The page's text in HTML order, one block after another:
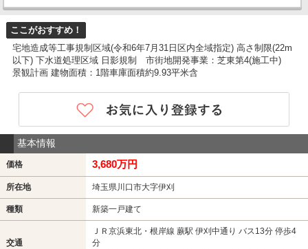
ここがおすすめ！
宅地造成等工事規制区域(令和6年7月31日区内全域指定) 高さ制限(22m
以下) 下水道処理区域 日影規制 市街地開発事業：芝東第4(施工中)
景観計画 建物面積：1階車庫面積約9.93平米含
基本情報
価格 3,680万円
所在地 埼玉県川口市大字伊刈
種類 新築一戸建て
交通
ＪＲ京浜東北・根岸線 蕨駅 伊刈中通り バス13分 停歩4
分